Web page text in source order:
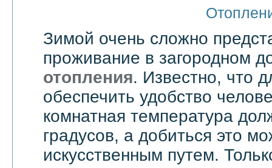
Зимой очень сложно
проживание в загородном
отопления. Известно, что
обеспечить удобство
комнатная температура
градусов, а добиться это
искусственным путем.